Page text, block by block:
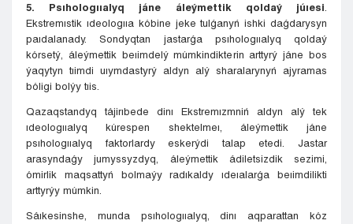
5. Psıhologııalyq jáne áleýmettik qoldaý júıesi
Ekstremıstik ıdeologııa kóbine jeke tulǵanyń ishki daǵdarysyn
paıdalanady. Sondyqtan jastarǵa psıhologııalyq qoldaý
kórsetý, áleýmettik beıimdelý múmkindikterin arttyrý jáne bos
ýaqytyn tıimdi uıymdastyrý aldyn alý sharalarynyń ajyramas
bóligi bolýy tıis.
Qazaqstandyq tájirıbede dinı Ekstremızmniń aldyn alý tek
ıdeologııalyq kúrespen shektelmeı, áleýmettik jáne
psıhologııalyq faktorlardy eskerýdi talap etedi. Jastar
arasyndaǵy jumyssyzdyq, áleýmettik ádiletsizdik sezimi,
ómirlik maqsattyń bolmaýy radıkaldy ıdeıalarǵa beıimdilikti
arttyrýy múmkin.
Sáıkesinshe, munda psıhologııalyq, dinı aqparattan kóz